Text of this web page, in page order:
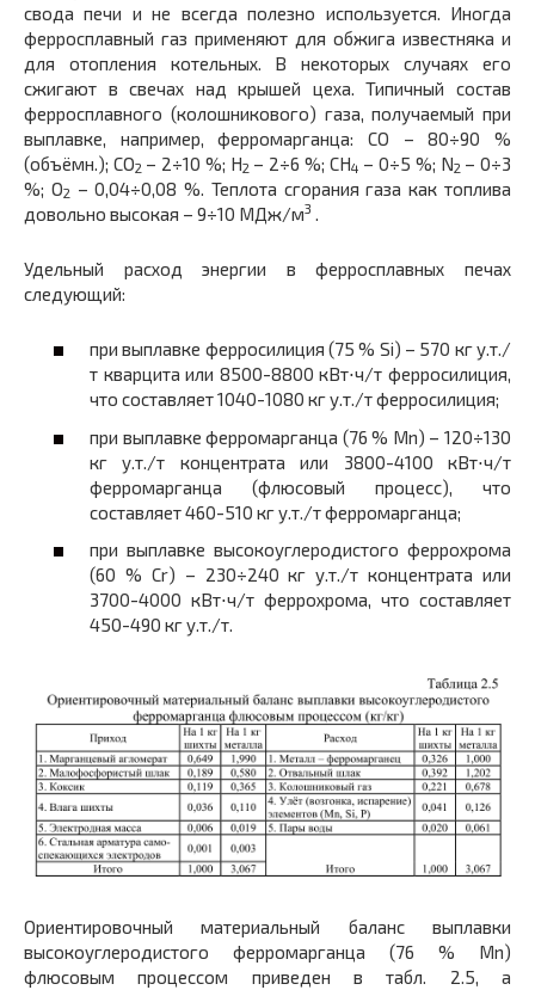
свода печи и не всегда полезно используется. Иногда
ферросплавный газ применяют для обжига известняка и
для отопления котельных. В некоторых случаях его
сжигают в свечах над крышей цеха. Типичный состав
ферросплавного (колошникового) газа, получаемый при
выплавке, например, ферромарганца: СО – 80÷90 %
(объёмн.); СО2 – 2÷10 %; Н2 – 2÷6 %; СН4 – 0÷5 %; N2 – 0÷3
%; О2
– 0,04÷0,08 %. Теплота сгорания газа как топлива
довольно высокая – 9÷10 МДж/м3
Удельный расход энергии в ферросплавных печах
следующий:
при выплавке ферросилиция (75 % Si) – 570 кг у.т./
т кварцита или 8500-8800 кВт⋅ч/т ферросилиция,
что составляет 1040-1080 кг у.т./т ферросилиция;
при выплавке ферромарганца (76 % Mn) – 120÷130
кг у.т./т концентрата или 3800-4100 кВт⋅ч/т
ферромарганца (флюсовый процесс), что
составляет 460-510 кг у.т./т ферромарганца;
при выплавке высокоуглеродистого феррохрома
(60 % Cr) – 230÷240 кг у.т./т концентрата или
3700-4000 кВт⋅ч/т феррохрома, что составляет
450-490 кг у.т./т.
Ориентировочный материальный баланс выплавки
высокоуглеродистого ферромарганца (76 % Mn)
флюсовым процессом приведен в табл. 2.5, а